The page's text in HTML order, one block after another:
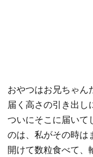
おやつはお兄ちゃん
届く高さの引き出し
ついにそこに届いて
のは、私がその時は
開けて数粒食べて、